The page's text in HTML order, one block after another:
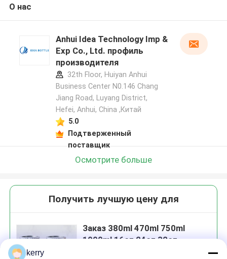
О нас
Anhui Idea Technology Imp &
Exp Co., Ltd. профиль
производителя
32th Floor, Huiyan Anhui
Business Center N0.146 Chang
Jiang Road, Luyang District,
Hefei, Anhui, China ,Китай
5.0
Подтверженный
поставщик
Осмотрите больше
Получить лучшую цену для
Заказ 380ml 470ml 750ml
1000ml 16oz 24oz 32oz
kerry